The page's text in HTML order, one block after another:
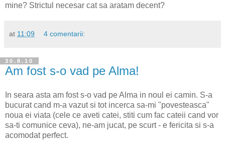
mine? Strictul necesar cat sa aratam decent?
at 11:09 4 comentarii:
30.8.10
Am fost s-o vad pe Alma!
In seara asta am fost s-o vad pe Alma in noul ei camin. S-a
bucurat cand m-a vazut si tot incerca sa-mi "povesteasca"
noua ei viata (cele ce aveti catei, stiti cum fac cateii cand vor
sa-ti comunice ceva), ne-am jucat, pe scurt - e fericita si s-a
acomodat perfect.